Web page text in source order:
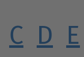
C D E